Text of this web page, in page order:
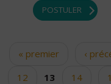
POSTULER
Pages
« premier ‹
12
13 14